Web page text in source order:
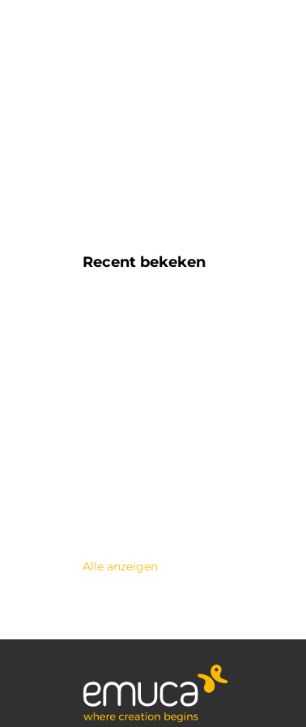
Recent bekeken
Alle anzeigen